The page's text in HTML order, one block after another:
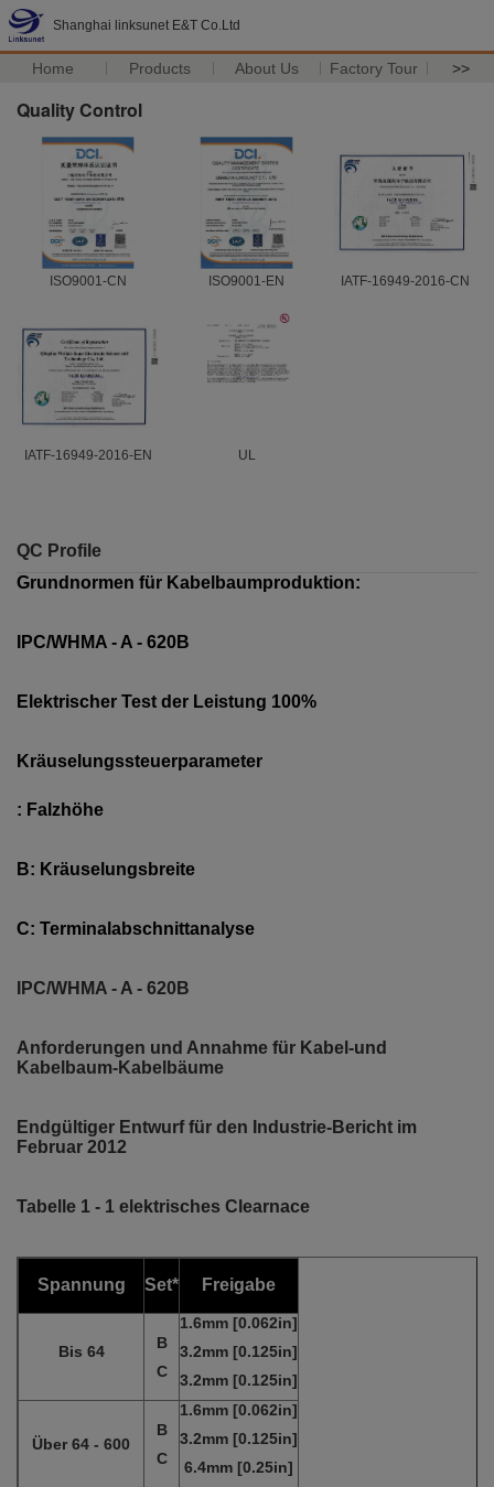
Shanghai linksunet E&T Co.Ltd
Home Products About Us Factory Tour >>
Quality Control
ISO9001-CN ISO9001-EN IATF-16949-2016-CN
IATF-16949-2016-EN UL
QC Profile
Grundnormen für Kabelbaumproduktion:
IPC/WHMA - A - 620B
Elektrischer Test der Leistung 100%
Kräuselungssteuerparameter
: Falzhöhe
B: Kräuselungsbreite
C: Terminalabschnittanalyse
IPC/WHMA - A - 620B
Anforderungen und Annahme für Kabel-und
Kabelbaum-Kabelbäume
Endgültiger Entwurf für den Industrie-Bericht im
Februar 2012
Tabelle 1 - 1 elektrisches Clearnace
Spannung Set* Freigabe
Bis 64
B
C
1.6mm [0.062in]
3.2mm [0.125in]
3.2mm [0.125in]
Über 64 - 600
B
C
1.6mm [0.062in]
3.2mm [0.125in]
6.4mm [0.25in]